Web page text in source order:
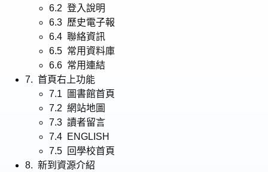
6.2 登入說明
6.3 歷史電子報
6.4 聯絡資訊
6.5 常用資料庫
6.6 常用連結
7. 首頁右上功能
7.1 圖書館首頁
7.2 網站地圖
7.3 讀者留言
7.4 ENGLISH
7.5 回學校首頁
8. 新到資源介紹